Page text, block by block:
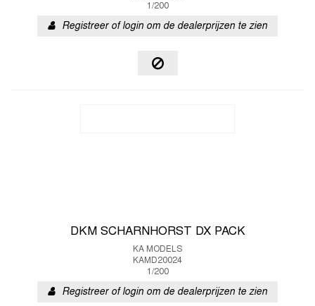
1/200
Registreer of login om de dealerprijzen te zien
DKM SCHARNHORST DX PACK
KA MODELS
KAMD20024
1/200
Registreer of login om de dealerprijzen te zien